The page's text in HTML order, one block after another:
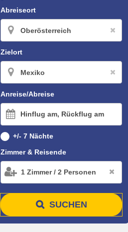
Abreiseort
Zielort
Anreise/Abreise
Hinflug am, Rückflug am
+/- 7 Nächte
Zimmer & Reisende
1 Zimmer/ 2 Personen
SUCHEN